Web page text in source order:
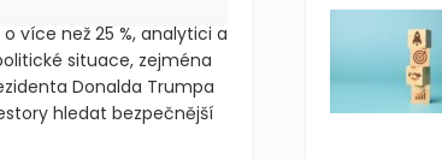
více než 25 %, analytici a
situace, zejména
Donalda Trumpa
hledat bezpečnější